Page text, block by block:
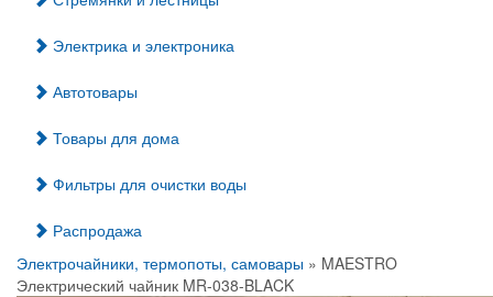
Электрика и электроника
Автотовары
Товары для дома
Фильтры для очистки воды
Распродажа
Электрочайники, термопоты, самовары » MAESTRO
Электрический чайник MR-038-BLACK